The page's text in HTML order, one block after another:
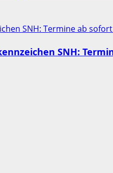
SNH: Termine ab
SNH: